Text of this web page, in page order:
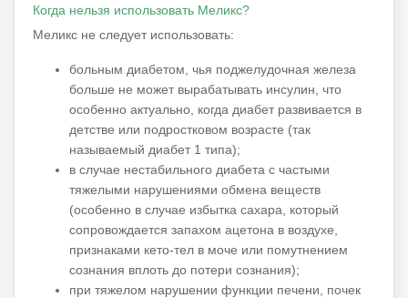
Когда нельзя использовать Меликс?
Меликс не следует использовать:
больным диабетом, чья поджелудочная железа
больше не может вырабатывать инсулин, что
особенно актуально, когда диабет развивается в
детстве или подростковом возрасте (так
называемый диабет 1 типа);
в случае нестабильного диабета с частыми
тяжелыми нарушениями обмена веществ
(особенно в случае избытка сахара, который
сопровождается запахом ацетона в воздухе,
признаками кето-тел в моче или помутнением
сознания вплоть до потери сознания);
при тяжелом нарушении функции печени, почек